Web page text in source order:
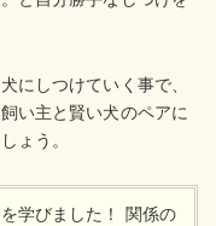
にしつけていく事で、
い主と賢い犬のペアに
ょう。
学びました！ 関係の